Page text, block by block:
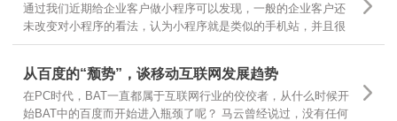
通过我们近期给企业客户做小程序可以发现，一般的企业客户还
未改变对小程序的看法，认为小程序就是类似的手机站，并且很
多客户都让我们按照手机站的样式和功能去开发小程序，是因为
大家分享下，那么小程序制作有哪些要点呢？
从百度的“颓势”，谈移动互联网发展趋势
在PC时代，BAT一直都属于互联网行业的佼佼者，从什么时候开
始BAT中的百度而开始进入瓶颈了呢？ 马云曾经说过，没有任何